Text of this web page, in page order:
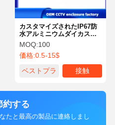
カスタマイズされたIP67防
水アルミニウムダイカスト
CCTVカメラハウジング屋外
セキュリティエンクロージ
ャ
MOQ:100
価格:0.5-15$
ベストプラ
接触
約する
たと最高の製品に連絡しまし